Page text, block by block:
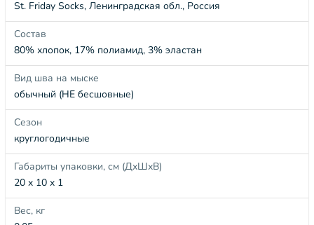
St. Friday Socks, Ленинградская обл., Россия
Состав
80% хлопок, 17% полиамид, 3% эластан
Вид шва на мыске
обычный (НЕ бесшовные)
Сезон
круглогодичные
Габариты упаковки, см (ДхШхВ)
20 x 10 x 1
Вес, кг